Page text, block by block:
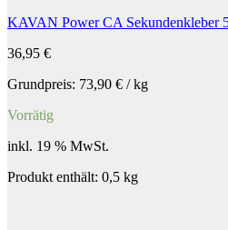
KAVAN Power CA Sekundenkleber
36,95 €
Grundpreis: 73,90 € /kg
Vorrätig
inkl. 19 % MwSt.
Produkt enthält: 0,5 kg